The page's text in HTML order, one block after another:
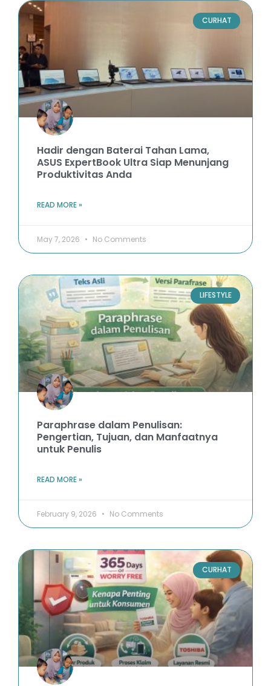
CURHAT
Hadir dengan Baterai Tahan Lama,
ASUS ExpertBook Ultra Siap Menunjang
Produktivitas Anda
READ MORE »
May 7, 2026 No Comments
LIFESTYLE
Paraphrase dalam Penulisan:
Pengertian, Tujuan, dan Manfaatnya
untuk Penulis
READ MORE »
February 9, 2026 No Comments
CURHAT